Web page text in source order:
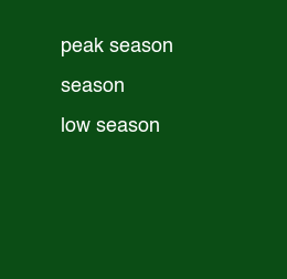
peak season
season
low season